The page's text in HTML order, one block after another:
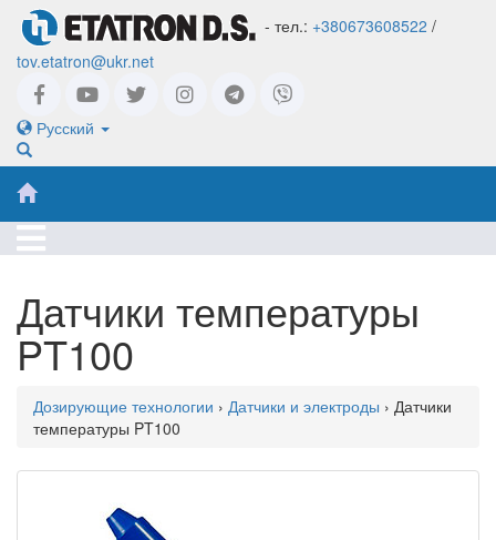
- тел.: +380673608522 /
tov.etatron@ukr.net
Русский
Датчики температуры
PT100
Дозирующие технологии › Датчики и электроды › Датчики
температуры PT100